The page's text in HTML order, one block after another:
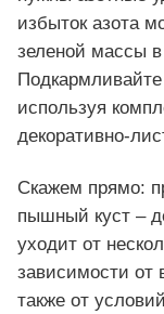
избыток азота
зеленой массы
используя
декоративно-
Скажем прямо:
пышный куст –
уходит от
зависимости от
также от